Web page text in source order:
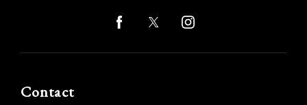
Contact